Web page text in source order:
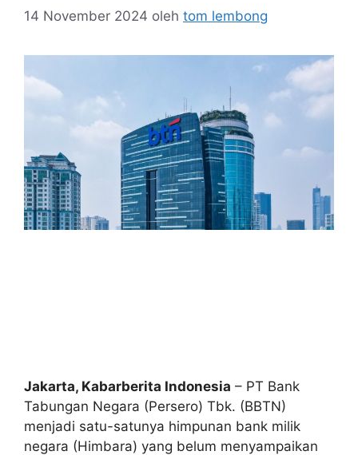
14 November 2024 oleh tom lembong
Jakarta, Kabarberita Indonesia – PT Bank
Tabungan Negara (Persero) Tbk. (BBTN)
menjadi satu-satunya himpunan bank milik
negara (Himbara) yang belum menyampaikan